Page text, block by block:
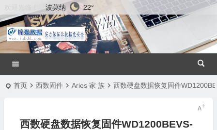
波莫纳 22°
首页 西数固件 Aries 家 族 西数硬盘数据恢复固件
西数硬盘数据恢复固件WD1200BEVS-